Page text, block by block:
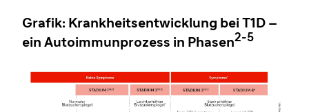
Grafik: Krankheitsentwicklung bei T1D –
ein Autoimmunprozess in Phasen2-5